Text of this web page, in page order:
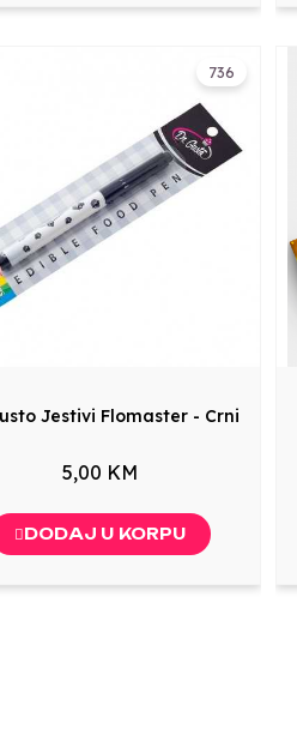
736
Jestivi Flomaster - Crni
5,00 KM
DODAJ U KORPU